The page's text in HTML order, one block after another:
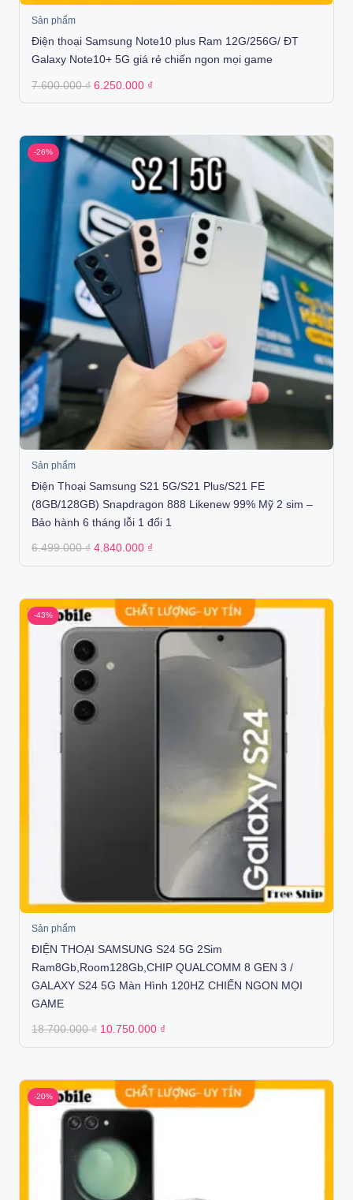
Sản phẩm
Điện thoại Samsung Note10 plus Ram 12G/256G/ ĐT
Galaxy Note10+ 5G giá rẻ chiến ngon mọi game
7.600.000₫ Original
was:
6.250.000 ₫
is:
-26%
Sản phẩm
Điện Thoại Samsung S21 5G/S21 Plus/S21 FE
(8GB/128GB) Snapdragon 888 Likenew 99% Mỹ 2 sim –
Bảo hành 6 tháng lỗi 1 đổi 1
6.499.000₫ Original
was:
4.840.000 ₫
is:
-43%
Sản phẩm
ĐIỆN THOẠI SAMSUNG S24 5G 2Sim
Ram8Gb,Room128Gb,CHIP QUALCOMM 8 GEN 3 /
GALAXY S24 5G Màn Hình 120HZ CHIẾN NGON MỌI
GAME
18.700.000₫ Original
was:
10.750.000 ₫
is:
-20%